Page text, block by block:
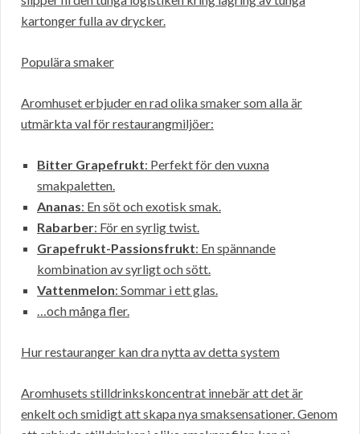
kartonger fulla av drycker.
Populära smaker
Aromhuset erbjuder en rad olika smaker som alla är
utmärkta val för restaurangmiljöer:
Bitter Grapefrukt: Perfekt för den vuxna
smakpaletten.
Ananas: En söt och exotisk smak.
Rabarber: För en syrlig twist.
Grapefrukt-Passionsfrukt: En spännande
kombination av syrligt och sött.
Vattenmelon: Sommar i ett glas.
…och många fler.
Hur restauranger kan dra nytta av detta system
Aromhusets stilldrinkskoncentrat innebär att det är
enkelt och smidigt att skapa nya smaksensationer. Genom